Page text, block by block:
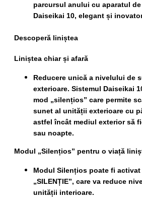
parcursul anului cu aparatul
Daiseikai 10, elegant și
Descoperă liniștea
Liniștea chiar și afară
Reducere unică a nivelului de
exterioare. Sistemul Daiseikai
mod „silențios” care permite
sunet al unității exterioare cu
astfel încât mediul exterior să
sau noapte.
Modul „Silențios” pentru o viață
Modul Silențios poate fi
„SILENȚIE”, care va reduce
unității interioare.